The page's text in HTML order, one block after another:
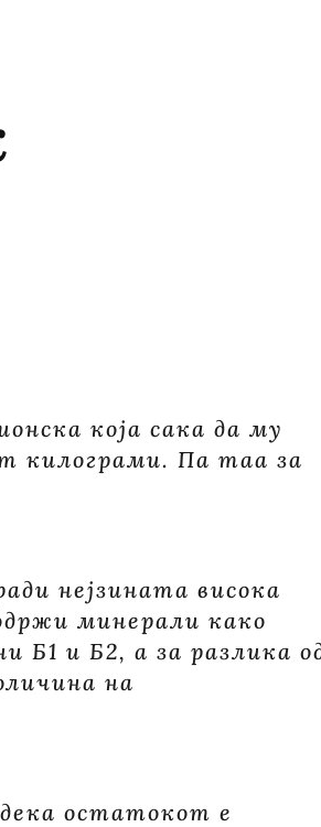
која сака да му
килограми. Па таа за
нејзината висока
минерали како
Б1 и Б2, а за разлика
на
остатокот е